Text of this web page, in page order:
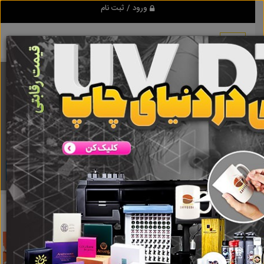
ورود / ثبت نام
برنامه اندروید تبلیغ شو
مرجع نیازمندیها و تبلیغات اینترنتی
دانلود
تبلیغ شو آموزش طلا نتایج جستجو برای برچسبآموزش طلا